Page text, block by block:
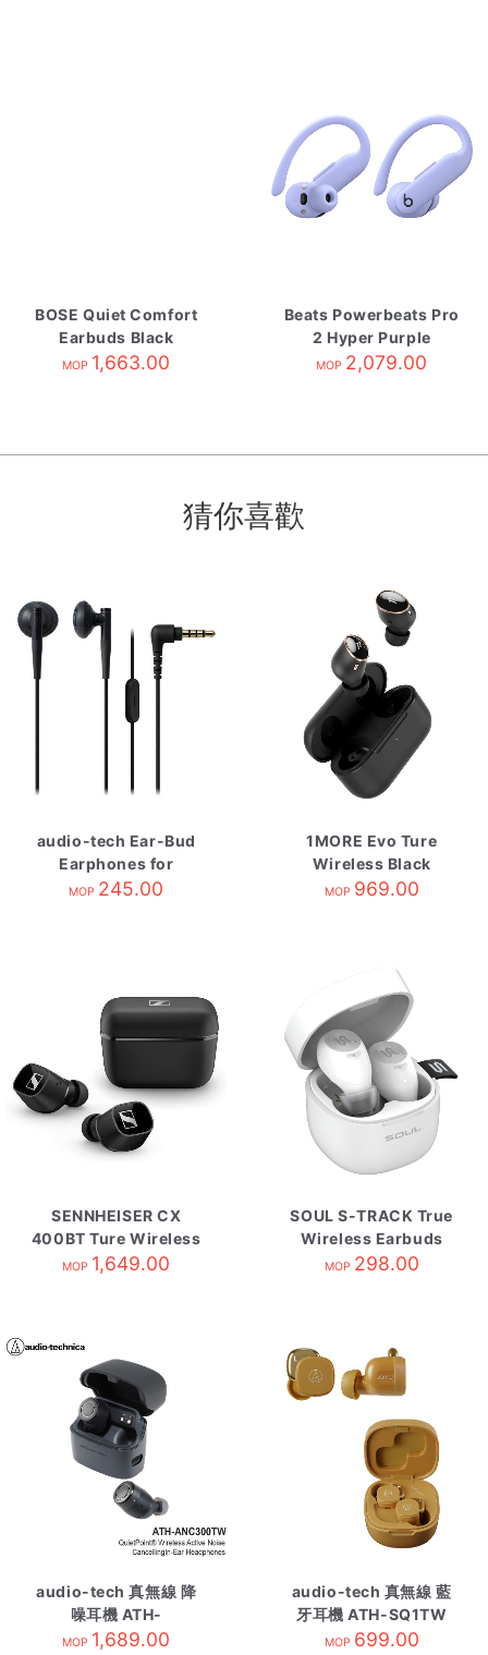
BOSE Quiet Comfort
Earbuds Black
MOP 1,663.00
Beats Powerbeats Pro
2 Hyper Purple
MOP 2,079.00
猜你喜歡
audio-tech Ear-Bud
Earphones for
Smartphone 黑 ATH-
MOP 245.00
1MORE Evo Ture
Wireless Black
MOP 969.00
SENNHEISER CX
400BT Ture Wireless
自攜HK原廠保養 Black
MOP 1,649.00
SOUL S-TRACK True
Wireless Earbuds
Pearl White
MOP 298.00
audio-tech 真無線 降
噪耳機 ATH-
ANC300TW 黑
MOP 1,689.00
audio-tech 真無線 藍
牙耳機 ATH-SQ1TW
MU 芥末黃
MOP 699.00